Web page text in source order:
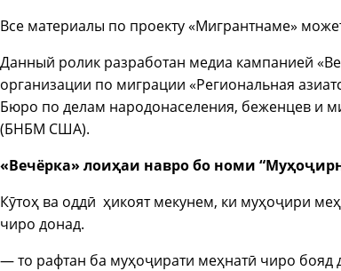
Все материалы по проекту «Мигрантнаме»
Данный ролик разработан медиа кампанией
организации по миграции «Региональная
Бюро по делам народонаселения, беженцев и
(БНБМ США).
«Вечёрка» лоиҳаи навро бо номи
Кӯтоҳ ва оддӣ ҳикоят мекунем, ки муҳоҷири
чиро донад.
— то рафтан ба муҳоҷирати меҳнатӣ чиро бояд